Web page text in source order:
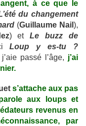
à ce que le
du changement
(Guillaume Nail),
) etLe buzz de
Loup y es-tu ?
passé l’âge, j’ai
s’attache aux pas
aux loups et
revenus en
par